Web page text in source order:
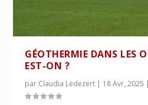
GÉOTHERMIE DANS LES
EST-ON ?
par Claudia Ledezert | 18 Avr, 2025 |